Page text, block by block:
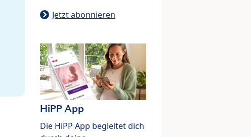
Jetzt abonnieren
HiPP App
Die HiPP App begleitet dich